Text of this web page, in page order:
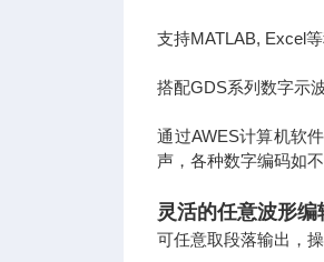
支持MATLAB, Excel
搭配GDS系列数字示
通过AWES计算机软
声，各种数字编码如
灵活的任意波形编
可任意取段落输出，